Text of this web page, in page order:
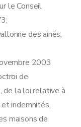
le Conseil
des aînés,
2003
de
de la loi relative à
indemnités,
maisons de